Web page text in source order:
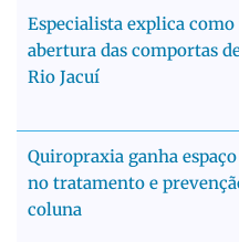
Especialista explica
abertura das comportas
Rio Jacuí
Quiropraxia ganha
no tratamento e
coluna